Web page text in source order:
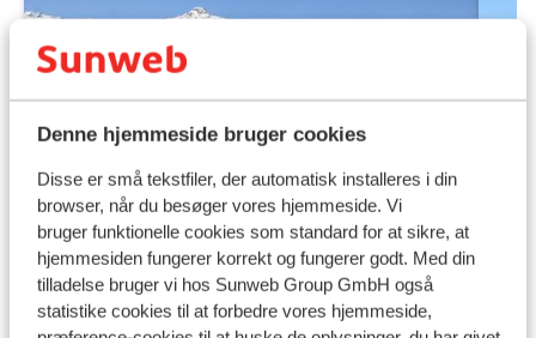
Denne hjemmeside bruger cookies
Disse er små tekstfiler, der automatisk installeres i din
browser, når du besøger vores hjemmeside. Vi
bruger funktionelle cookies som standard for at sikre, at
hjemmesiden fungerer korrekt og fungerer godt. Med din
tilladelse bruger vi hos Sunweb Group GmbH også
statistike cookies til at forbedre vores hjemmeside,
7.9 God